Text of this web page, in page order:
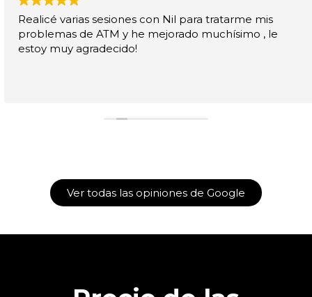
Realicé varias sesiones con Nil para tratarme mis
problemas de ATM y he mejorado muchísimo , le
estoy muy agradecido!
Ver todas las opiniones de Google